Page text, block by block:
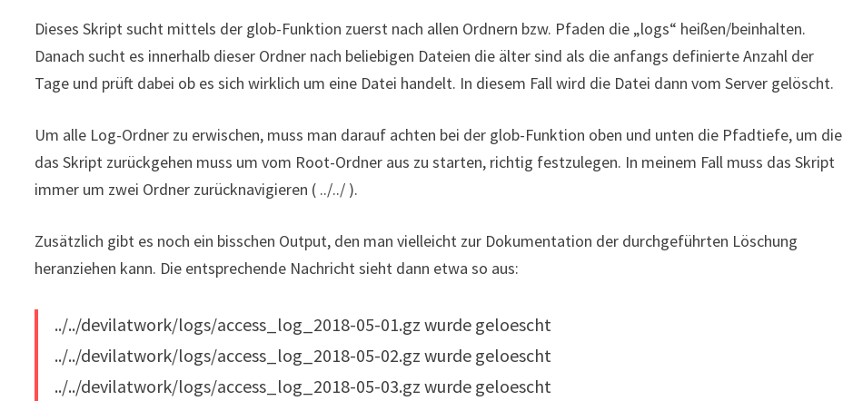
Dieses Skript sucht mittels der glob-Funktion zuerst nach allen Ordnern bzw. Pfaden die „logs“ heißen/beinhalten.
Danach sucht es innerhalb dieser Ordner nach beliebigen Dateien die älter sind als die anfangs definierte Anzahl der
Tage und prüft dabei ob es sich wirklich um eine Datei handelt. In diesem Fall wird die Datei dann vom Server gelöscht.
Um alle Log-Ordner zu erwischen, muss man darauf achten bei der glob-Funktion oben und unten die Pfadtiefe, um die
das Skript zurückgehen muss um vom Root-Ordner aus zu starten, richtig festzulegen. In meinem Fall muss das Skript
immer um zwei Ordner zurücknavigieren ( ../../ ).
Zusätzlich gibt es noch ein bisschen Output, den man vielleicht zur Dokumentation der durchgeführten Löschung
heranziehen kann. Die entsprechende Nachricht sieht dann etwa so aus:
../../devilatwork/logs/access_log_2018-05-01.gz wurde geloescht
../../devilatwork/logs/access_log_2018-05-02.gz wurde geloescht
../../devilatwork/logs/access_log_2018-05-03.gz wurde geloescht